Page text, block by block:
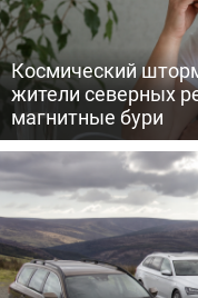
Космический
жители северных
магнитные бури